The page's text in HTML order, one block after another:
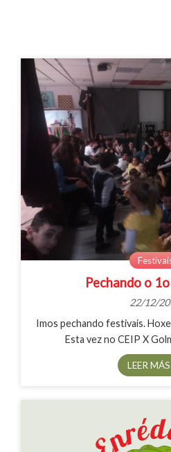
Pechando o
22/12/
Imos pechando festivais.
Esta vez no CEIP X
LEER MÁS